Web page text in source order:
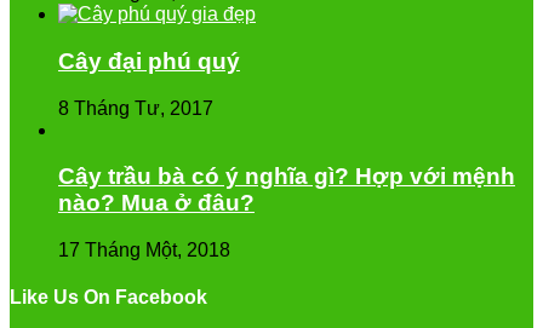
Cây đại phú quý
8 Tháng Tư, 2017
Cây trầu bà có ý nghĩa gì? Hợp với mệnh
nào? Mua ở đâu?
17 Tháng Một, 2018
Like Us On Facebook